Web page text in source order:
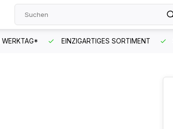
WERKTAG* EINZIGARTIGES SORTIMENT